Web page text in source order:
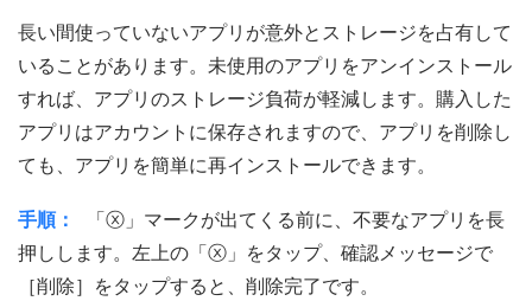
長い間使っていないアプリが意外とストレージを占有して
いることがあります。未使用のアプリをアンインストール
すれば、アプリのストレージ負荷が軽減します。購入した
アプリはアカウントに保存されますので、アプリを削除し
ても、アプリを簡単に再インストールできます。
手順：
「ⓧ」マークが出てくる前に、不要なアプリを長
押しします。左上の「ⓧ」をタップ、確認メッセージで
［削除］をタップすると、削除完了です。